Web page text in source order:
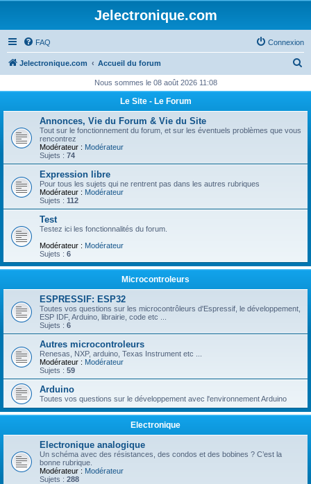
Jelectronique.com
FAQ Connexion
Jelectronique.com Accueil du forum
h
c
r
Nous sommes le 08 août 2026 11:08
Le Site - Le Forum
Annonces, Vie du Forum & Vie du Site
Tout sur le fonctionnement du forum, et sur les éventuels problèmes que vous
rencontrez
Modérateur : Modérateur
Sujets : 74
Expression libre
Pour tous les sujets qui ne rentrent pas dans les autres rubriques
Modérateur : Modérateur
Sujets : 112
Test
Testez ici les fonctionnalités du forum.
Modérateur : Modérateur
Sujets : 6
Microcontroleurs
ESPRESSIF: ESP32
Toutes vos questions sur les microcontrôleurs d'Espressif, le développement,
ESP IDF, Arduino, librairie, code etc ...
Sujets : 6
Autres microcontroleurs
Renesas, NXP, arduino, Texas Instrument etc ...
Modérateur : Modérateur
Sujets : 59
Arduino
Toutes vos questions sur le développement avec l'environnement Arduino
Electronique
Electronique analogique
Un schéma avec des résistances, des condos et des bobines ? C’est la
bonne rubrique.
Modérateur : Modérateur
Sujets : 288